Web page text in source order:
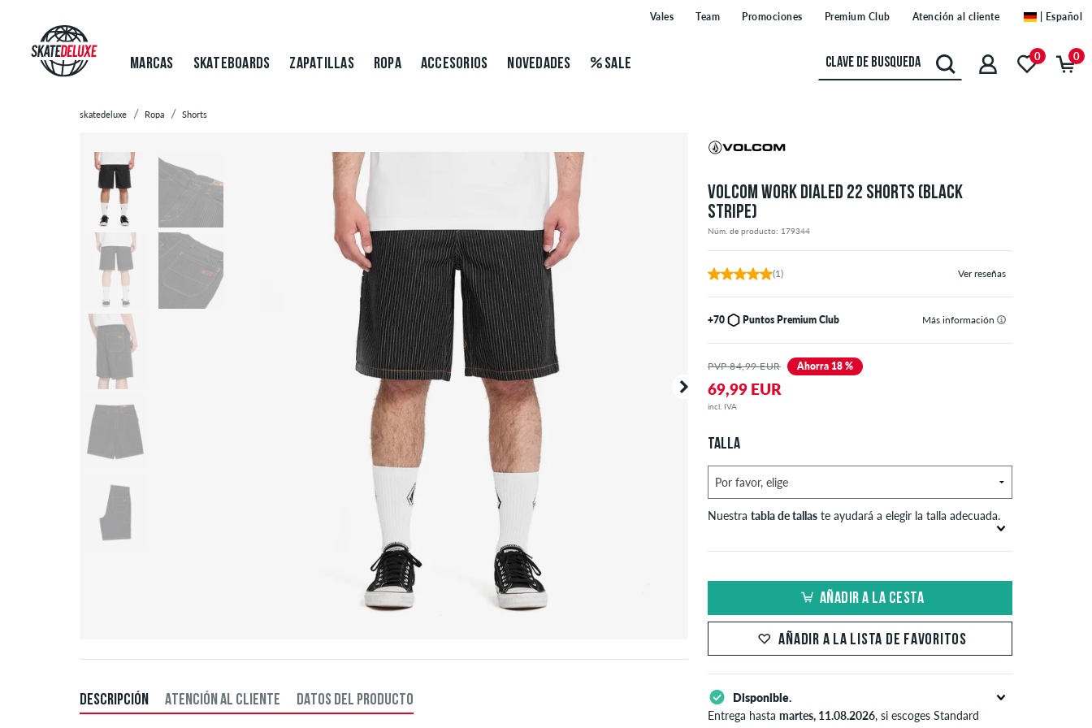
Vales Team Promociones Premium Club Atención al cliente | Español
MARCAS SKATEBOARDS ZAPATILLAS ROPA ACCESORIOS NOVEDADES SALE 0 0
skatedeluxe Ropa Shorts
VOLCOM WORK DIALED 22 SHORTS (BLACK
STRIPE)
Núm. de producto: 179344
(1) Ver reseñas
+70 Puntos Premium Club Más información
PVP 84,99 EUR Ahorra 18 %
69,99 EUR
incl. IVA
TALLA
Nuestratabla de tallas te ayudará a elegir la talla adecuada.
US
cm
XXS 26-27 66-69
M 32-33 81-83,5
AÑADIR A LA CESTA
AÑADIR A LA LISTA DE FAVORITOS
Disponible.
Entrega hastamartes, 11.08.2026, si escoges Standard
DESCRIPCIÓN ATENCIÓN AL CLIENTE DATOS DEL PRODUCTO